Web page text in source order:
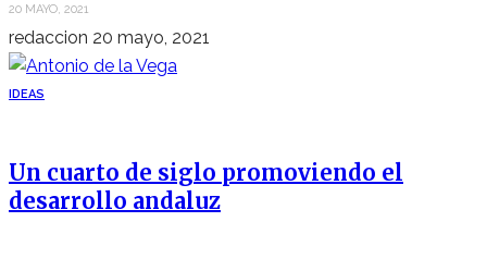
20 MAYO, 2021
redaccion 20 mayo, 2021
IDEAS
Un cuarto de siglo promoviendo el
desarrollo andaluz